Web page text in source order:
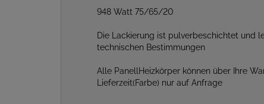
948 Watt 75/65/20
Die Lackierung ist pulverbeschichtet und
technischen Bestimmungen
Alle PanellHeizkörper können über Ihre
Lieferzeit(Farbe) nur auf Anfrage